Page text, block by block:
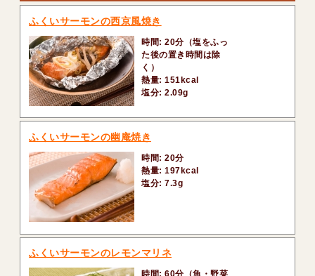
ふくいサーモンの西京風焼き
時間: 20分（塩をふっ
た後の置き時間は除
く）
熱量: 151kcal
塩分: 2.09g
ふくいサーモンの幽庵焼き
時間: 20分
熱量: 197kcal
塩分: 7.3g
ふくいサーモンのレモンマリネ